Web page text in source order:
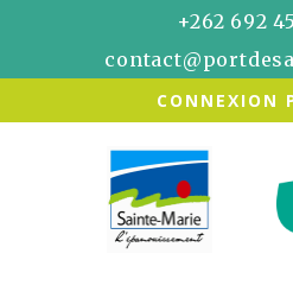
+262 692
CONNEXION